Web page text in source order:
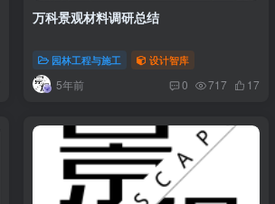
万科景观材料调研总结
园林工程与施工 设计智库
5年前 0 717 17